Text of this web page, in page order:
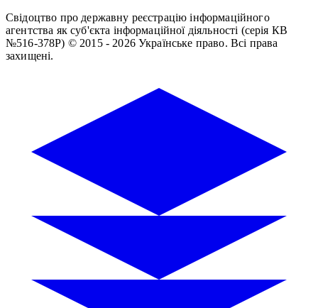
Свідоцтво про державну реєстрацію інформаційного
агентства як суб'єкта інформаційної діяльності (серія КВ
№516-378Р) © 2015 - 2026 Українське право. Всі права
захищені.